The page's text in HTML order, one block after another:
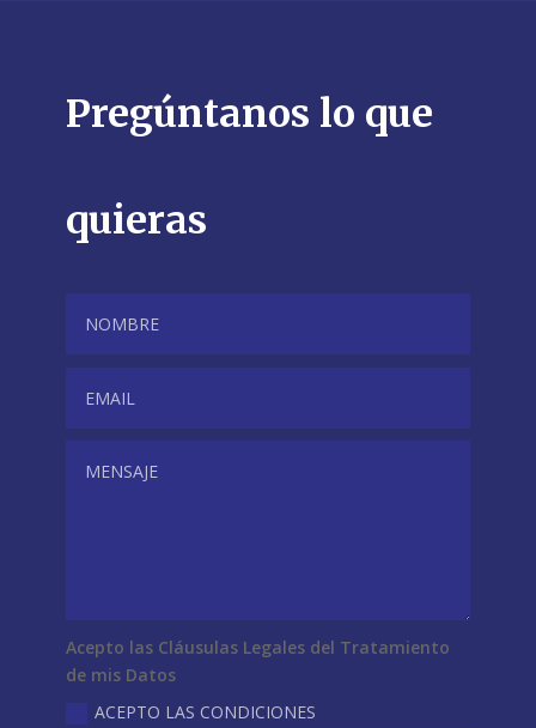
Pregúntanos lo que
quieras
Acepto las Cláusulas Legales del Tratamiento
de mis Datos
ACEPTO LAS CONDICIONES